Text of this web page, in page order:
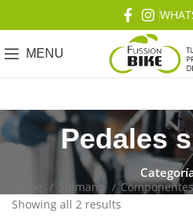
MENU
Pedales
Home Shimano
Showing all 2 results